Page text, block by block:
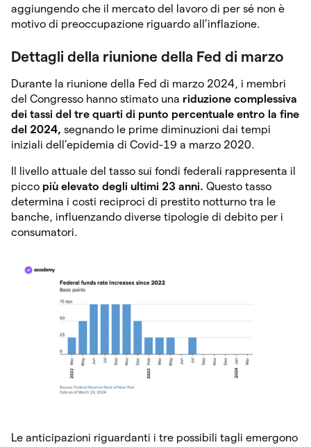
aggiungendo che il mercato del lavoro di per sé non è
motivo di preoccupazione riguardo all’inflazione.
Dettagli della riunione della Fed di marzo
Durante la riunione della Fed di marzo 2024, i membri
del Congresso hanno stimato una riduzione complessiva
dei tassi del tre quarti di punto percentuale entro la fine
del 2024, segnando le prime diminuzioni dai tempi
iniziali dell’epidemia di Covid-19 a marzo 2020.
Il livello attuale del tasso sui fondi federali rappresenta il
picco più elevato degli ultimi 23 anni. Questo tasso
determina i costi reciproci di prestito notturno tra le
banche, influenzando diverse tipologie di debito per i
consumatori.
Le anticipazioni riguardanti i tre possibili tagli emergono